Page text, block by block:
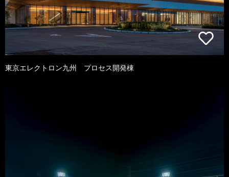
東京エレクトロン九州 プロセス開発棟